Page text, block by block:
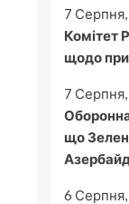
7
Комітет
щодо
7
що
6